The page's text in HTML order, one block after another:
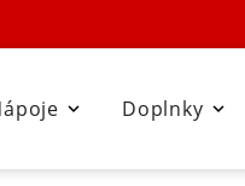
 
Doplnky